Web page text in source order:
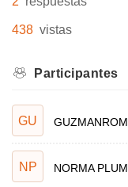
438 vistas
Participantes
GU
NP NORMA